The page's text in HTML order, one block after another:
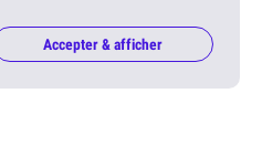
Accepter & afficher